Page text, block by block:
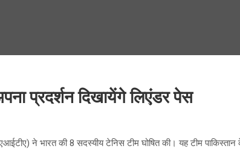
प्रदर्शन दिखायेंगे लिएंडर पेस
ने भारत की 8 सदस्यीय टेनिस टीम घोषित की। यह टीम